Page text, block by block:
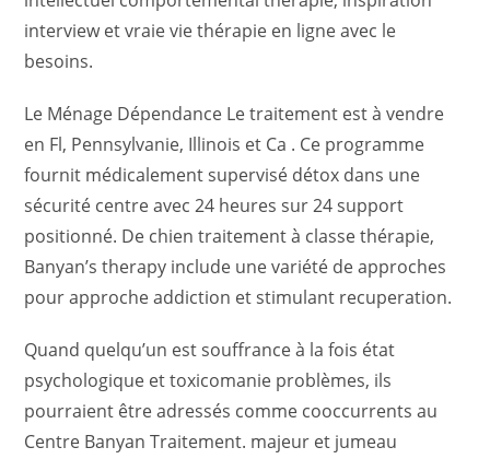
interview et vraie vie thérapie en ligne avec le
besoins.
Le Ménage Dépendance Le traitement est à vendre
en Fl, Pennsylvanie, Illinois et Ca . Ce programme
fournit médicalement supervisé détox dans une
sécurité centre avec 24 heures sur 24 support
positionné. De chien traitement à classe thérapie,
Banyan’s therapy include une variété de approches
pour approche addiction et stimulant recuperation.
Quand quelqu’un est souffrance à la fois état
psychologique et toxicomanie problèmes, ils
pourraient être adressés comme cooccurrents au
Centre Banyan Traitement. majeur et jumeau